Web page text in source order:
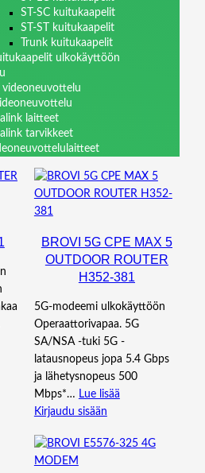
ST-SC kuitukaapelit
ST-ST kuitukaapelit
Trunk kuitukaapelit
ulkokäyttöön
videoneuvottelu
laitteet
tarvikkeet
BROVI 5G CPE MAX 5
OUTDOOR ROUTER
H352-381
5G-modeemi ulkokäyttöön
Operaattorivapaa. 5G
SA/NSA -tuki 5G -
latausnopeus jopa 5.4 Gbps
ja lähetysnopeus 500
Mbps*… Lue lisää
Kirjaudu sisään